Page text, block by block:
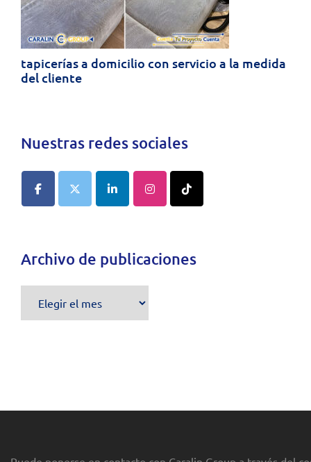
tapicerías a domicilio con servicio a la medida
del cliente
Nuestras redes sociales
Archivo de publicaciones